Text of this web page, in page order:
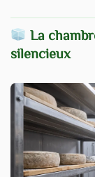
La
silencieux